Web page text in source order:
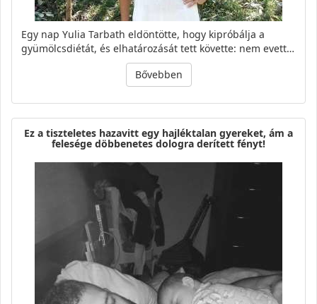
Egy nap Yulia Tarbath eldöntötte, hogy kipróbálja a
gyümölcsdiétát, és elhatározását tett követte: nem evett…
Bővebben
Ez a tiszteletes hazavitt egy hajléktalan gyereket, ám a
felesége döbbenetes dologra derített fényt!